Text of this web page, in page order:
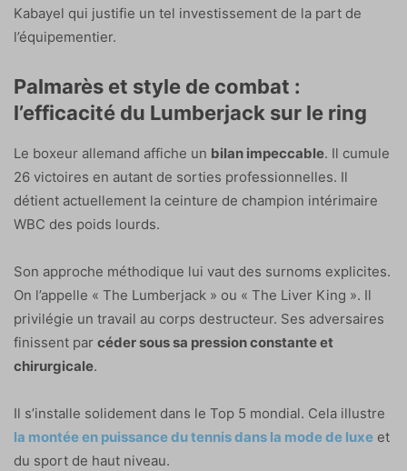
Kabayel qui justifie un tel investissement de la part de
l’équipementier.
Palmarès et style de combat :
l’efficacité du Lumberjack sur le ring
Le boxeur allemand affiche un bilan impeccable. Il cumule
26 victoires en autant de sorties professionnelles. Il
détient actuellement la ceinture de champion intérimaire
WBC des poids lourds.
Son approche méthodique lui vaut des surnoms explicites.
On l’appelle « The Lumberjack » ou « The Liver King ». Il
privilégie un travail au corps destructeur. Ses adversaires
finissent par céder sous sa pression constante et
chirurgicale.
Il s’installe solidement dans le Top 5 mondial. Cela illustre
la montée en puissance du tennis dans la mode de luxe et
du sport de haut niveau.